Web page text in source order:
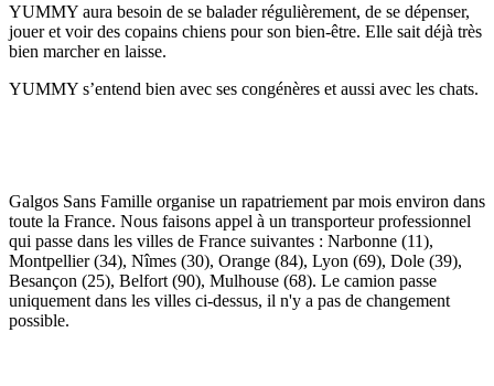
YUMMY aura besoin de se balader régulièrement, de se dépenser,
jouer et voir des copains chiens pour son bien-être. Elle sait déjà très
bien marcher en laisse.
YUMMY s’entend bien avec ses congénères et aussi avec les chats.
Galgos Sans Famille organise un rapatriement par mois environ dans
toute la France. Nous faisons appel à un transporteur professionnel
qui passe dans les villes de France suivantes : Narbonne (11),
Montpellier (34), Nîmes (30), Orange (84), Lyon (69), Dole (39),
Besançon (25), Belfort (90), Mulhouse (68). Le camion passe
uniquement dans les villes ci-dessus, il n'y a pas de changement
possible.